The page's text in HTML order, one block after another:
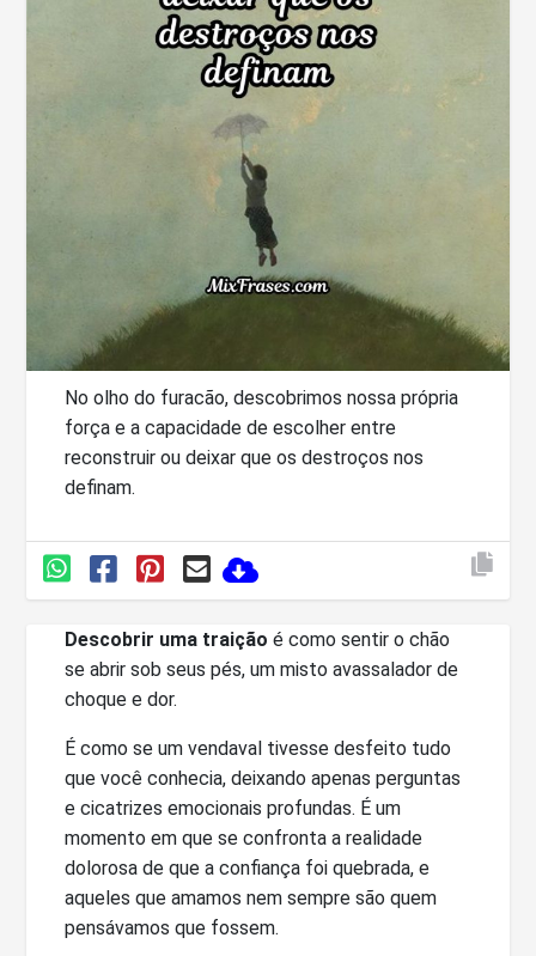
No olho do furacão, descobrimos nossa própria
força e a capacidade de escolher entre
reconstruir ou deixar que os destroços nos
definam.
Descobrir uma traição é como sentir o chão
se abrir sob seus pés, um misto avassalador de
choque e dor.
É como se um vendaval tivesse desfeito tudo
que você conhecia, deixando apenas perguntas
e cicatrizes emocionais profundas. É um
momento em que se confronta a realidade
dolorosa de que a confiança foi quebrada, e
aqueles que amamos nem sempre são quem
pensávamos que fossem.